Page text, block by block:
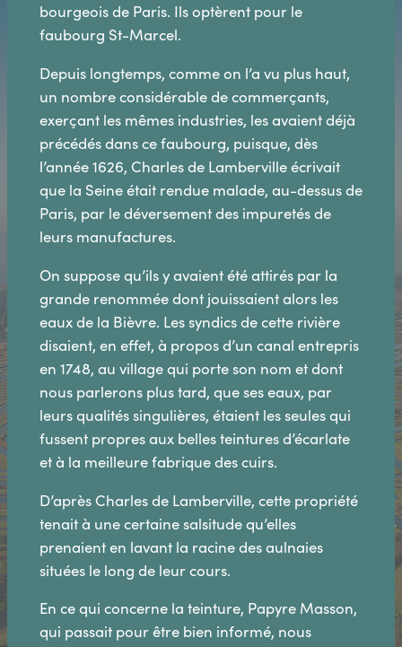
bourgeois de Paris. Ils optèrent pour le
faubourg St-Marcel.
Depuis longtemps, comme on l’a vu plus haut,
un nombre considérable de commerçants,
exerçant les mêmes industries, les avaient déjà
précédés dans ce faubourg, puisque, dès
l’année 1626, Charles de Lamberville écrivait
que la Seine était rendue malade, au-dessus de
Paris, par le déversement des impuretés de
leurs manufactures.
On suppose qu’ils y avaient été attirés par la
grande renommée dont jouissaient alors les
eaux de la Bièvre. Les syndics de cette rivière
disaient, en effet, à propos d’un canal entrepris
en 1748, au village qui porte son nom et dont
nous parlerons plus tard, que ses eaux, par
leurs qualités singulières, étaient les seules qui
fussent propres aux belles teintures d’écarlate
et à la meilleure fabrique des cuirs.
D’après Charles de Lamberville, cette propriété
tenait à une certaine salsitude qu’elles
prenaient en lavant la racine des aulnaies
situées le long de leur cours.
En ce qui concerne la teinture, Papyre Masson,
qui passait pour être bien informé, nous